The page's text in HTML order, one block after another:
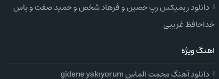
دانلود ریمیکس رپ حصین و فرهاد شخص و حمید صفت و یاس
خداحافظ غریبی
اهنگ ویژه
دانلود آهنگ محمت الماس gidene yakıyorum